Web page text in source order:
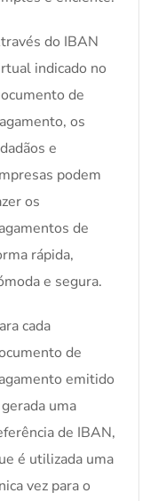
do IBAN
indicado no
de
os
e
podem
os
de
rápida,
e segura.
cada
de
emitido
uma
de IBAN,
é utilizada uma
vez para o